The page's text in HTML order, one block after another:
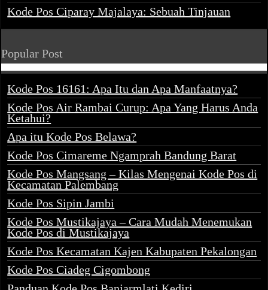
Kode Pos Ciparay Majalaya: Sebuah Tinjauan
Popular Post
Kode Pos 16161: Apa Itu dan Apa Manfaatnya?
Kode Pos Air Rambai Curup: Apa Yang Harus Anda
Ketahui?
Apa itu Kode Pos Belawa?
Kode Pos Cimareme Ngamprah Bandung Barat
Kode Pos Mangsang – Kilas Mengenai Kode Pos di
Kecamatan Palembang
Kode Pos Sipin Jambi
Kode Pos Mustikajaya – Cara Mudah Menemukan
Kode Pos di Mustikajaya
Kode Pos Kecamatan Kajen Kabupaten Pekalongan
Kode Pos Ciadeg Cigombong